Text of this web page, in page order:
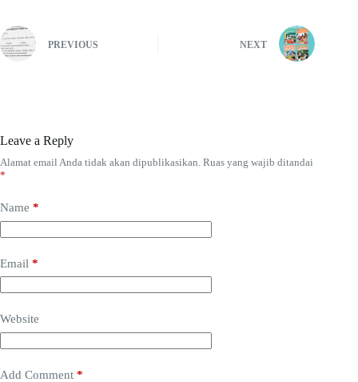
PREVIOUS NEXT
Leave a Reply
Alamat email Anda tidak akan dipublikasikan. Ruas yang wajib ditandai
*
Name *
Email *
Website
Add Comment *